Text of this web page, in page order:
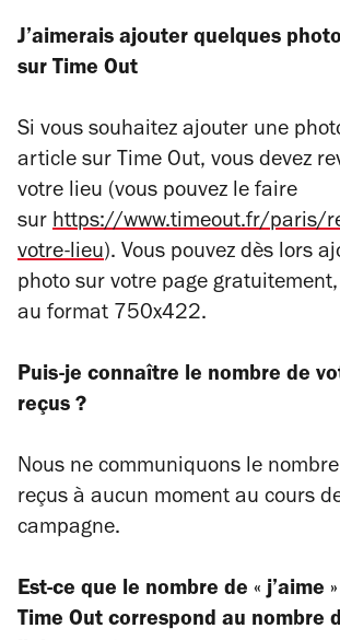
J’aimerais ajouter quelques
sur Time Out
Si vous souhaitez ajouter une
article sur Time Out, vous devez
votre lieu (vous pouvez le faire
sur https://www.timeout.fr/paris/
votre-lieu). Vous pouvez dès lors
photo sur votre page
au format 750x422.
Puis-je connaître le nombre de
reçus ?
Nous ne communiquons le
reçus à aucun moment au cours
campagne.
Est-ce que le nombre de « j’aime
Time Out correspond au nombre